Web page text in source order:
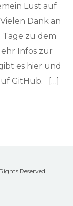
Lust auf
Dank an
Tage zu dem
Infos zur
es hier und
GitHub. […]
Reserved.